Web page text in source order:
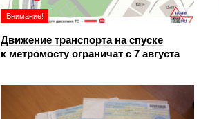
Внимание!
Движение транспорта на спуске
к метромосту ограничат с 7 августа